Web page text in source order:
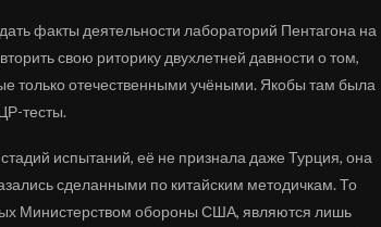
факты деятельности лабораторий Пентагона на
свою риторику двухлетней давности о том,
только отечественными учёными. Якобы там была
тесты.
испытаний, её не признала даже Турция, она
сделанными по китайским методичкам. То
Министерством обороны США, являются лишь